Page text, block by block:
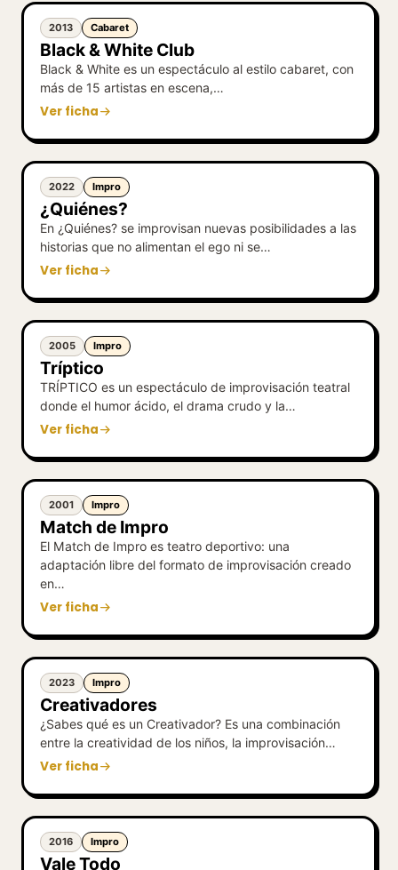
2013 Cabaret
Black & White Club
Black & White es un espectáculo al estilo cabaret, con
más de 15 artistas en escena,…
Ver ficha
2022 Impro
¿Quiénes?
En ¿Quiénes? se improvisan nuevas posibilidades a las
historias que no alimentan el ego ni se…
Ver ficha
2005 Impro
Tríptico
TRÍPTICO es un espectáculo de improvisación teatral
donde el humor ácido, el drama crudo y la…
Ver ficha
2001 Impro
Match de Impro
El Match de Impro es teatro deportivo: una
adaptación libre del formato de improvisación creado
en…
Ver ficha
2023 Impro
Creativadores
¿Sabes qué es un Creativador? Es una combinación
entre la creatividad de los niños, la improvisación…
Ver ficha
2016 Impro
Vale Todo